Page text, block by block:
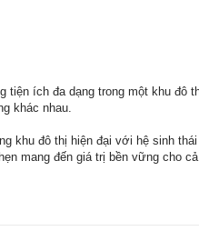
tiện ích đa dạng trong một khu đô
khác nhau.
khu đô thị hiện đại với hệ sinh
mang đến giá trị bền vững cho